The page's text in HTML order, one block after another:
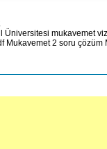
Üniversitesi mukavemet
Mukavemet 2 soru çözüm